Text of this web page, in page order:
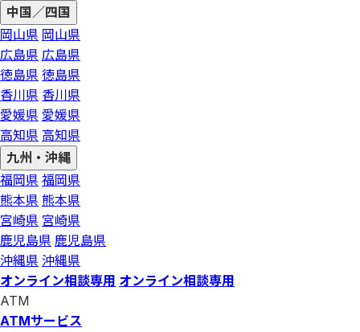
中国／四国
岡山県 岡山県
広島県 広島県
徳島県 徳島県
香川県 香川県
愛媛県 愛媛県
高知県 高知県
九州・沖縄
福岡県 福岡県
熊本県 熊本県
宮崎県 宮崎県
鹿児島県 鹿児島県
沖縄県 沖縄県
オンライン相談専用 オンライン相談専用
ATM
ATMサービス